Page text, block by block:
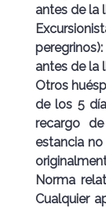
antes de la
peregrinos):
antes de la
Otros
de los 5
recargo
estancia
Norma
Cualquier